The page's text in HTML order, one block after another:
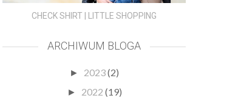
CHECK SHIRT | LITTLE SHOPPING
ARCHIWUM BLOGA
► 2023(2)
► 2022 (19)